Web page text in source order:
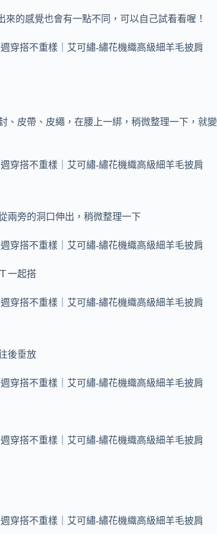
的感覺也會有一點不同，可以自己試看看喔！
、皮帶、皮繩，在腰上一綁，稍微整理一下，就變
兩旁的洞口伸出，稍微整理一下
一起搭
後垂放